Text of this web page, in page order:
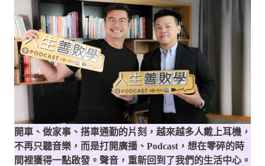
開車、做家事、搭車通勤的片刻，越來越多人戴上耳機，
不再只聽音樂，而是打開廣播、Podcast，想在零碎的時
間裡獲得一點啟發。聲音，重新回到了我們的生活中心。